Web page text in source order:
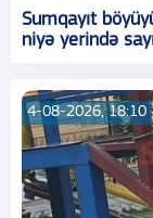
Sumqayıt
niyə yerində
4-08-2026, 18:10